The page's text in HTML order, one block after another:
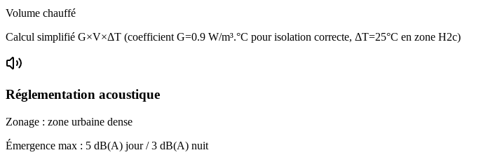
Volume chauffé
Calcul simplifié G×V×ΔT (coefficient G=0.9 W/m³.°C pour isolation correcte, ΔT=25°C en zone H2c)
Réglementation acoustique
Zonage : zone urbaine dense
Émergence max : 5 dB(A) jour /3 dB(A) nuit